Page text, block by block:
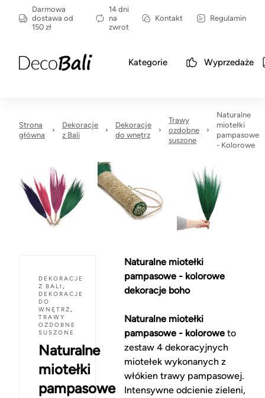
Darmowa
dostawa od
150 zł
14 dni
na
zwrot
Kontakt Regulamin
Kategorie Wyprzedaże
Strona
główna
Dekoracje
z Bali
Dekoracje
do wnętrz
Trawy
ozdobne
suszone
Naturalne
miotełki
pampasowe
- Kolorowe
DEKORACJE
Z BALI ,
DEKORACJE
DO
WNĘTRZ,
TRAWY
OZDOBNE
SUSZONE
Naturalne
miotełki
pampasowe
Naturalne miotełki
pampasowe - kolorowe
dekoracje boho
Naturalne miotełki
pampasowe - koloroweto
zestaw 4 dekoracyjnych
miotełek wykonanych z
włókien trawy pampasowej.
Intensywne odcienie zieleni,